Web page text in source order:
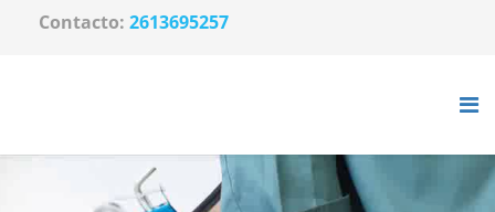
Contacto: 2613695257